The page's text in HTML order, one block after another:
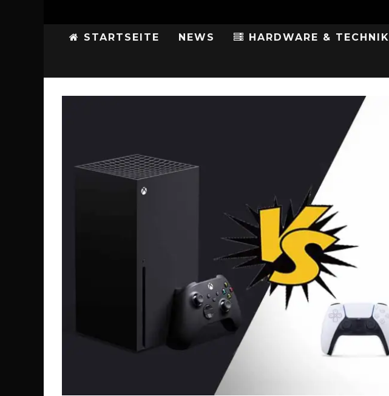
STARTSEITE NEWS HARDWARE & TECHNIK